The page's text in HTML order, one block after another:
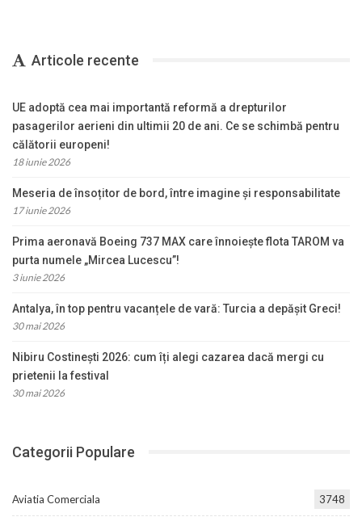
Articole recente
UE adoptă cea mai importantă reformă a drepturilor
pasagerilor aerieni din ultimii 20 de ani. Ce se schimbă pentru
călătorii europeni!
18 iunie 2026
Meseria de însoțitor de bord, între imagine și responsabilitate
17 iunie 2026
Prima aeronavă Boeing 737 MAX care înnoiește flota TAROM va
purta numele „Mircea Lucescu”!
3 iunie 2026
Antalya, în top pentru vacanțele de vară: Turcia a depășit Greci!
30 mai 2026
Nibiru Costinești 2026: cum îți alegi cazarea dacă mergi cu
prietenii la festival
30 mai 2026
Categorii Populare
Aviatia Comerciala 3748